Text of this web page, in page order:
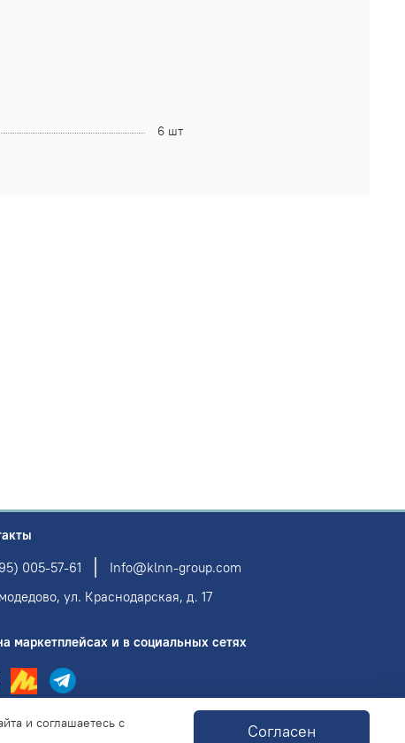
6 шт
005-57-61
Info@klnn-group.com
ул. Краснодарская, д. 17
маркетплейсах и в социальных сетях
и соглашаетесь с
Согласен